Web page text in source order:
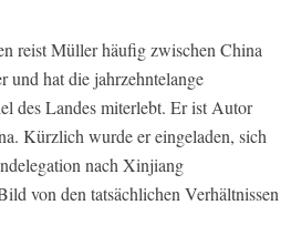
reist Müller häufig zwischen China
und hat die jahrzehntelange
des Landes miterlebt. Er ist Autor
Kürzlich wurde er eingeladen, sich
nach Xinjiang
von den tatsächlichen Verhältnissen